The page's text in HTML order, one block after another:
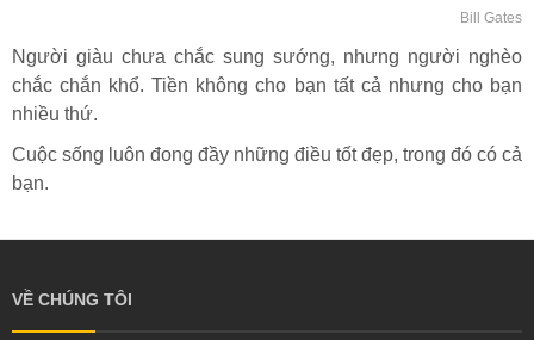
Bill Gates
Người giàu chưa chắc sung sướng, nhưng người nghèo
chắc chắn khổ. Tiền không cho bạn tất cả nhưng cho bạn
nhiều thứ.
Cuộc sống luôn đong đầy những điều tốt đẹp, trong đó có cả
bạn.
VỀ CHÚNG TÔI